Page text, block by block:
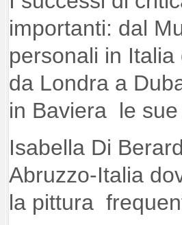
importanti: dal
personali in Italia
da Londra a
in Baviera le sue
Isabella Di
Abruzzo-Italia
la pittura